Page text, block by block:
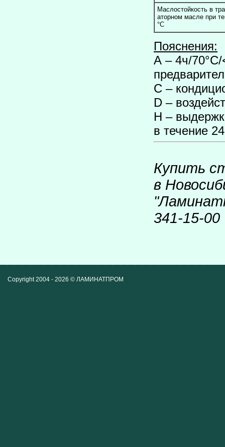
Маслостойкость в
аторном масле при
°С
Пояснения:
А – 4ч/70°С/
С –
D –
Н –
в течение
Купить
в
341-15-00
Copyright 2004 - 2026 © ЛАМИНАТПРОМ